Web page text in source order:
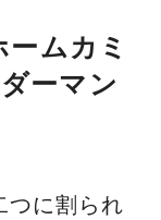
ームカミ
ーマン
つに割られ